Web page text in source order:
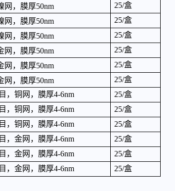
网，膜厚50nm 25/盒
网，膜厚50nm 25/盒
网，膜厚50nm 25/盒
网，膜厚50nm 25/盒
网，膜厚50nm 25/盒
网，膜厚50nm 25/盒
，铜网，膜厚4-6nm 25/盒
，铜网，膜厚4-6nm 25/盒
，铜网，膜厚4-6nm 25/盒
，金网，膜厚4-6nm 25/盒
，金网，膜厚4-6nm 25/盒
，金网，膜厚4-6nm 25/盒